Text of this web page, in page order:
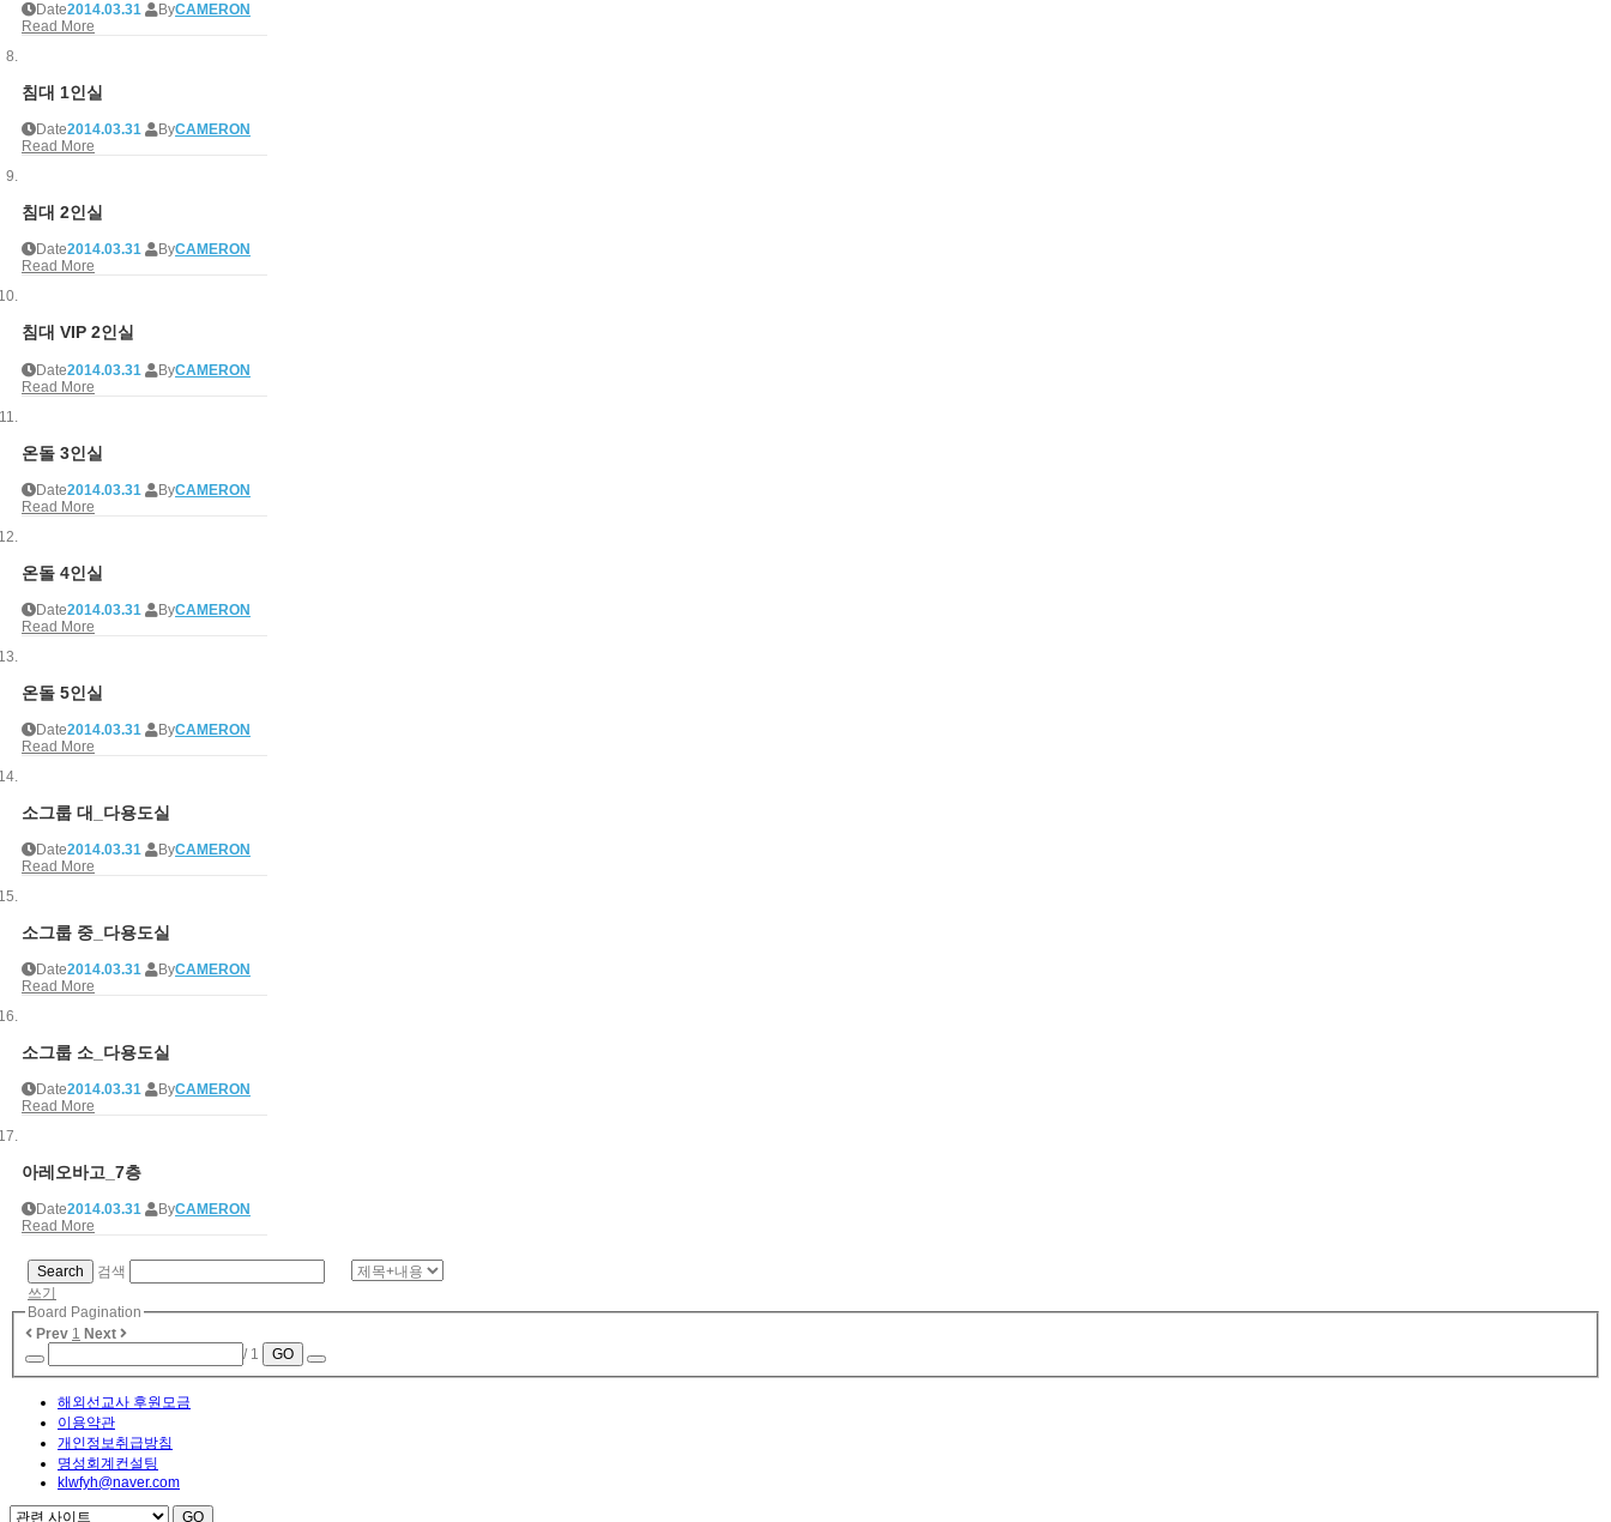
Date2014.03.31 ByCAMERON
Read More
침대 1인실
Date2014.03.31 ByCAMERON
Read More
침대 2인실
Date2014.03.31 ByCAMERON
Read More
침대 VIP 2인실
Date2014.03.31 ByCAMERON
Read More
온돌 3인실
Date2014.03.31 ByCAMERON
Read More
온돌 4인실
Date2014.03.31 ByCAMERON
Read More
온돌 5인실
Date2014.03.31 ByCAMERON
Read More
소그룹 대_다용도실
Date2014.03.31 ByCAMERON
Read More
소그룹 중_다용도실
Date2014.03.31 ByCAMERON
Read More
소그룹 소_다용도실
Date2014.03.31 ByCAMERON
Read More
아레오바고_7층
Date2014.03.31 ByCAMERON
Read More
Search
검색
쓰기
Board Pagination
Prev 1 Next
/ 1
GO
해외선교사 후원모금
이용약관
개인정보취급방침
명성회계컨설팅
klwfyh@naver.com